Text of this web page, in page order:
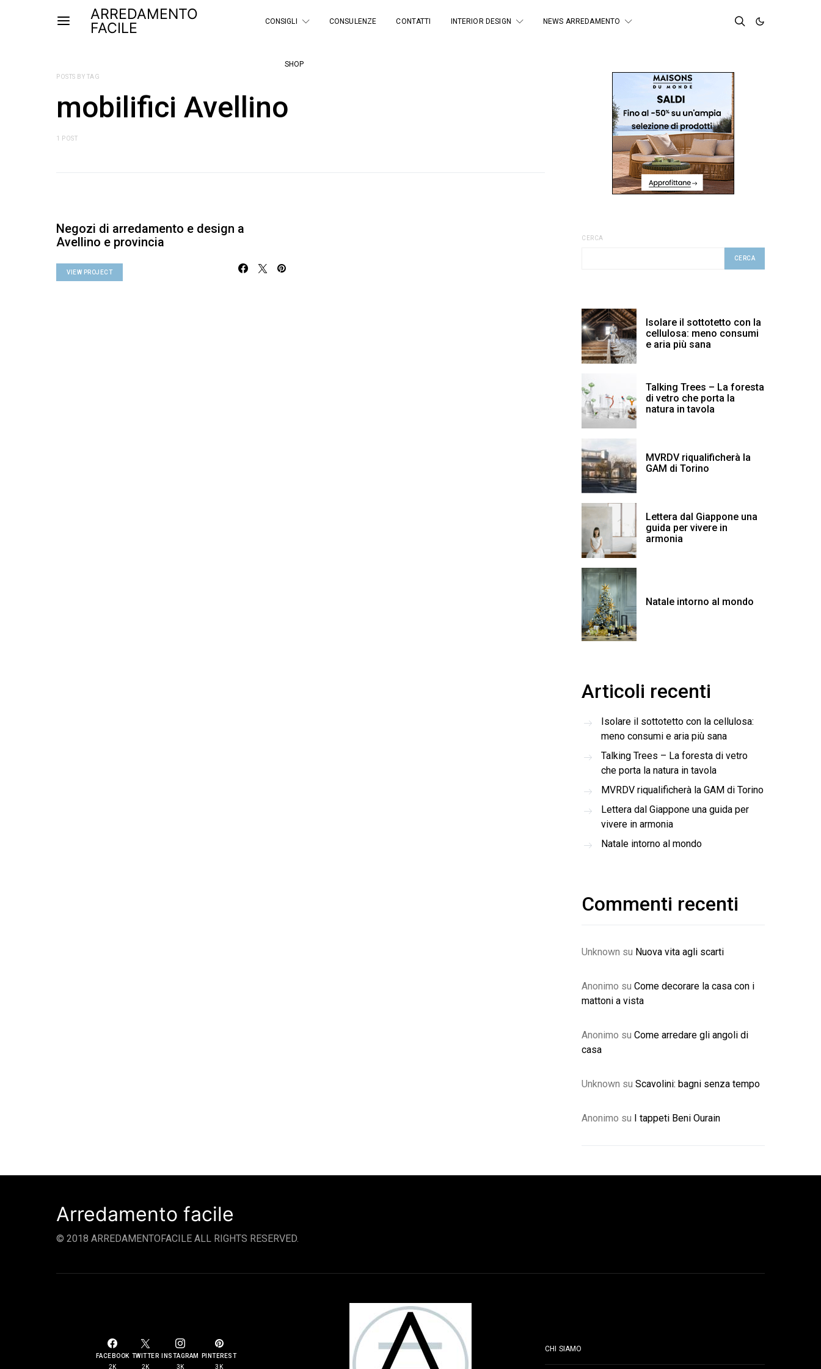
ARREDAMENTO
FACILE
CONSIGLI CONSULENZE CONTATTI INTERIOR DESIGN NEWS ARREDAMENTO
SHOP
POSTS BY TAG
mobilifici Avellino
1 POST
Negozi di arredamento e design a
Avellino e provincia
VIEW PROJECT
CERCA
CERCA
Isolare il sottotetto con la
cellulosa: meno consumi
e aria più sana
Talking Trees – La foresta
di vetro che porta la
natura in tavola
MVRDV riqualificherà la
GAM di Torino
Lettera dal Giappone una
guida per vivere in
armonia
Natale intorno al mondo
Articoli recenti
Isolare il sottotetto con la cellulosa:
meno consumi e aria più sana
Talking Trees – La foresta di vetro
che porta la natura in tavola
MVRDV riqualificherà la GAM di Torino
Lettera dal Giappone una guida per
vivere in armonia
Natale intorno al mondo
Commenti recenti
Unknown su Nuova vita agli scarti
Anonimo su Come decorare la casa con i
mattoni a vista
Anonimo su Come arredare gli angoli di
casa
Unknown su Scavolini: bagni senza tempo
Anonimo su I tappeti Beni Ourain
Arredamento facile
© 2018 ARREDAMENTOFACILE ALL RIGHTS RESERVED.
FACEBOOK
2K
TWITTER
2K
INSTAGRAM
3K
PINTEREST
3K
CHI SIAMO